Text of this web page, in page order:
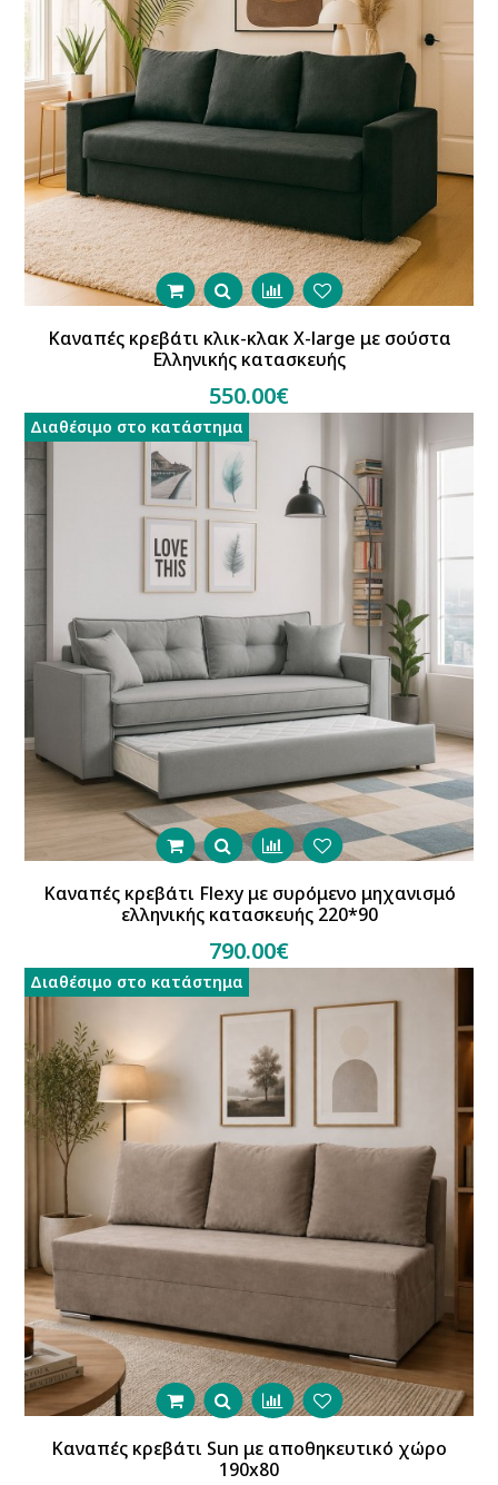
Καναπές κρεβάτι κλικ-κλακ X-large με σούστα
Ελληνικής κατασκευής
550.00€
Διαθέσιμο στο κατάστημα
Καναπές κρεβάτι Flexy με συρόμενο μηχανισμό
ελληνικής κατασκευής 220*90
790.00€
Διαθέσιμο στο κατάστημα
Καναπές κρεβάτι Sun με αποθηκευτικό χώρο
190x80